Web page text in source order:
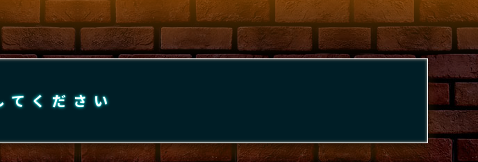
遊び方ガイド
アーティスト紹介
ベル 楽曲データ 詳細楽曲データ
ーグラフ ねんごろチャレンジ EDIT譜面
比較 プレーヤー検索 フレンドリスト
大会参加情報 大会とは？
BEST SCORE RANKING TOTAL BEST SCORE RANKING
てください